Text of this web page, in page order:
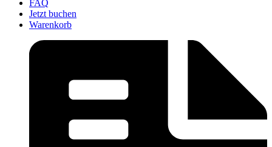
FAQ
Jetzt buchen
Warenkorb